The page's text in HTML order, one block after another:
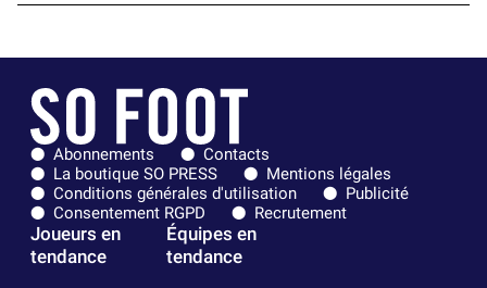
Abonnements
Contacts
La boutique SO PRESS
Mentions légales
Conditions générales d'utilisation
Publicité
Consentement RGPD
Recrutement
Joueurs en
tendance
Équipes en
tendance